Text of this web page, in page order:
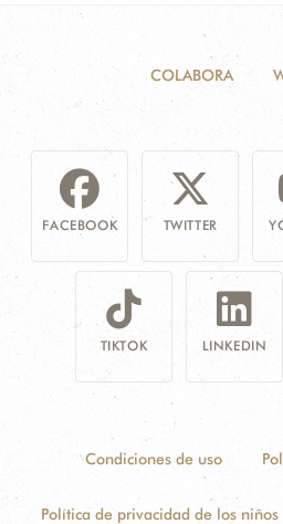
COLABORA
FACEBOOK TWITTER
TIKTOK LINKEDIN
Condiciones de uso
Política de privacidad de los niños